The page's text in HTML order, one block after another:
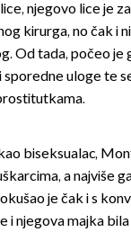
njegovo lice je
kirurga, no čak i
Od tada, počeo je
uloge te
biseksualac,
a najviše
je čak i s
i njegova majka